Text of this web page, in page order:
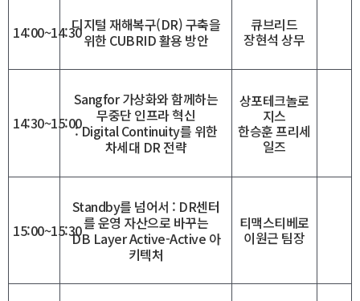
14:00~14:30디지털 재해복구(DR) 구축을
위한 CUBRID 활용 방안
큐브리드
장현석 상무
14:30~15:00
Sangfor 가상화와 함께하는
무중단 인프라 혁신
: Digital Continuity를 위한
차세대 DR 전략
상포테크놀로
지스
한승훈 프리세
일즈
15:00~15:30
Standby를 넘어서 : DR센터
를 운영 자산으로 바꾸는
DB Layer Active-Active 아
키텍처
티맥스티베로
이원근 팀장